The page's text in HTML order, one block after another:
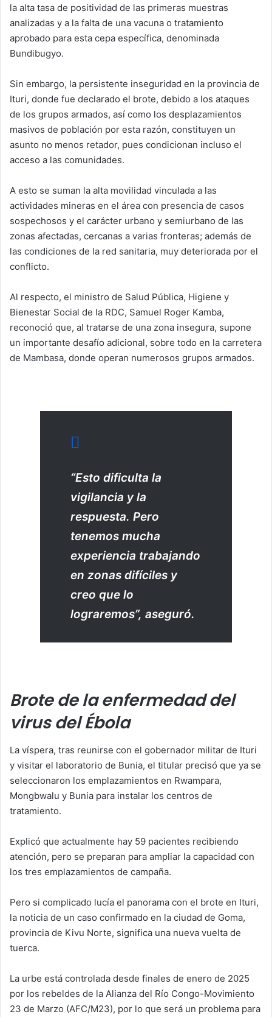
la alta tasa de positividad de las primeras muestras
analizadas y a la falta de una vacuna o tratamiento
aprobado para esta cepa específica, denominada
Bundibugyo.
Sin embargo, la persistente inseguridad en la provincia de
Ituri, donde fue declarado el brote, debido a los ataques
de los grupos armados, así como los desplazamientos
masivos de población por esta razón, constituyen un
asunto no menos retador, pues condicionan incluso el
acceso a las comunidades.
A esto se suman la alta movilidad vinculada a las
actividades mineras en el área con presencia de casos
sospechosos y el carácter urbano y semiurbano de las
zonas afectadas, cercanas a varias fronteras; además de
las condiciones de la red sanitaria, muy deteriorada por el
conflicto.
Al respecto, el ministro de Salud Pública, Higiene y
Bienestar Social de la RDC, Samuel Roger Kamba,
reconoció que, al tratarse de una zona insegura, supone
un importante desafío adicional, sobre todo en la carretera
de Mambasa, donde operan numerosos grupos armados.
“Esto dificulta la
vigilancia y la
respuesta. Pero
tenemos mucha
experiencia trabajando
en zonas difíciles y
creo que lo
lograremos”, aseguró.
Brote de la enfermedad del
virus del Ébola
La víspera, tras reunirse con el gobernador militar de Ituri
y visitar el laboratorio de Bunia, el titular precisó que ya se
seleccionaron los emplazamientos en Rwampara,
Mongbwalu y Bunia para instalar los centros de
tratamiento.
Explicó que actualmente hay 59 pacientes recibiendo
atención, pero se preparan para ampliar la capacidad con
los tres emplazamientos de campaña.
Pero si complicado lucía el panorama con el brote en Ituri,
la noticia de un caso confirmado en la ciudad de Goma,
provincia de Kivu Norte, significa una nueva vuelta de
tuerca.
La urbe está controlada desde finales de enero de 2025
por los rebeldes de la Alianza del Río Congo-Movimiento
23 de Marzo (AFC/M23), por lo que será un problema para